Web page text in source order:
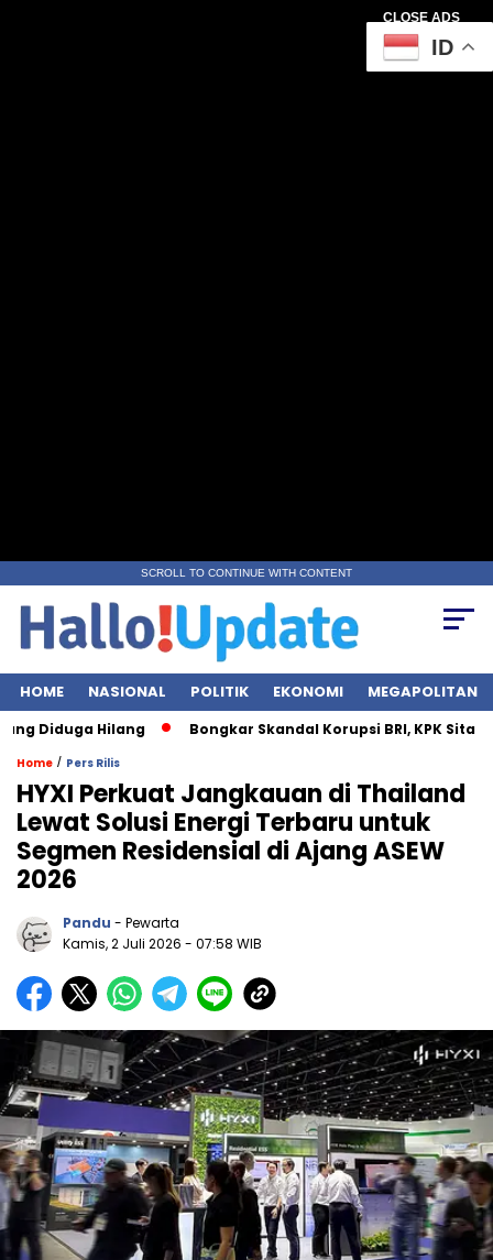
CLOSE ADS
SCROLL TO CONTINUE WITH CONTENT
HOME NASIONAL POLITIK EKONOMI MEGAPOLITAN
Hilang Bongkar Skandal Korupsi BRI, KPK Sita Rp28
Home / Pers Rilis
HYXI Perkuat Jangkauan di Thailand
Lewat Solusi Energi Terbaru untuk
Segmen Residensial di Ajang ASEW
2026
Pandu - Pewarta
Kamis, 2 Juli 2026 - 07:58 WIB
ID